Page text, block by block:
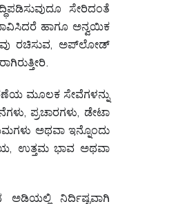
ಸೇರಿದಂತೆ
ಹಾಗೂ ಅನ್ವಯಿಕ
ರಚಿಸುವ, ಅಪ್‌ಲೋಡ್
ಮೂಲಕ ಸೇವೆಗಳನ್ನು
ಪ್ರಚಾರಗಳು, ಡೇಟಾ
ಅಥವಾ ಇನ್ನೊಂದು
ಉತ್ತಮ ಭಾವ ಅಥವಾ
ಅಡಿಯಲ್ಲಿ ನಿರ್ದಿಷ್ಟವಾಗಿ